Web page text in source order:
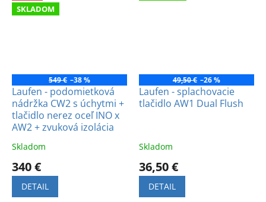
SKLADOM
549 € –38 %
Laufen - podomietková
nádržka CW2 s úchytmi +
tlačidlo nerez oceľ INO x
AW2 + zvuková izolácia
Skladom
340 €
DETAIL
49,50 € –26 %
Laufen - splachovacie
tlačidlo AW1 Dual Flush
Skladom
36,50 €
DETAIL